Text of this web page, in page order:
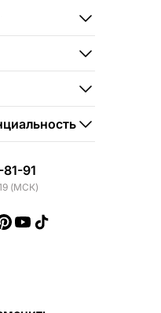
91
(МСК)